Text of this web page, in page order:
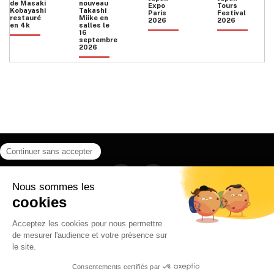
de Masaki
Kobayashi
restauré
en 4k
nouveau
Takashi
Miike en
salles le
16
septembre
2026
Expo
Paris
2026
Tours
Festival
2026
Instagram
CONTACT
POLITIQUE DE CONFIDENTIALITÉ
© 2026 Ilyfunet communication